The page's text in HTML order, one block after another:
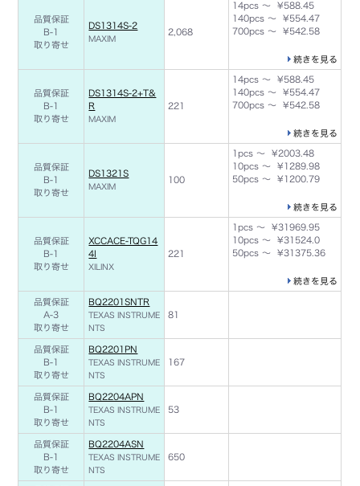
品質保証
B-1
取り寄せ
DS1314S-2
MAXIM
2,068
14pcs ～ ¥588.45
140pcs ～ ¥554.47
700pcs ～ ¥542.58
続きを見る
品質保証
B-1
取り寄せ
DS1314S-2+T&
R
MAXIM
221
14pcs ～ ¥588.45
140pcs ～ ¥554.47
700pcs ～ ¥542.58
続きを見る
品質保証
B-1
取り寄せ
DS1321S
MAXIM
100
1pcs ～ ¥2003.48
10pcs ～ ¥1289.98
50pcs ～ ¥1200.79
続きを見る
品質保証
B-1
取り寄せ
XCCACE-TQG14
4I
XILINX
221
1pcs ～ ¥31969.95
10pcs ～ ¥31524.0
50pcs ～ ¥31375.36
続きを見る
品質保証
A-3
取り寄せ
BQ2201SNTR
TEXAS INSTRUME
NTS
81
品質保証
B-1
取り寄せ
BQ2201PN
TEXAS INSTRUME
NTS
167
品質保証
B-1
取り寄せ
BQ2204APN
TEXAS INSTRUME
NTS
53
品質保証
B-1
取り寄せ
BQ2204ASN
TEXAS INSTRUME
NTS
650